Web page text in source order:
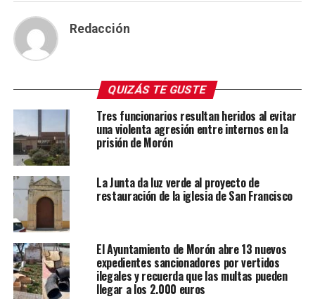
Redacción
QUIZÁS TE GUSTE
Tres funcionarios resultan heridos al evitar
una violenta agresión entre internos en la
prisión de Morón
La Junta da luz verde al proyecto de
restauración de la iglesia de San Francisco
El Ayuntamiento de Morón abre 13 nuevos
expedientes sancionadores por vertidos
ilegales y recuerda que las multas pueden
llegar a los 2.000 euros